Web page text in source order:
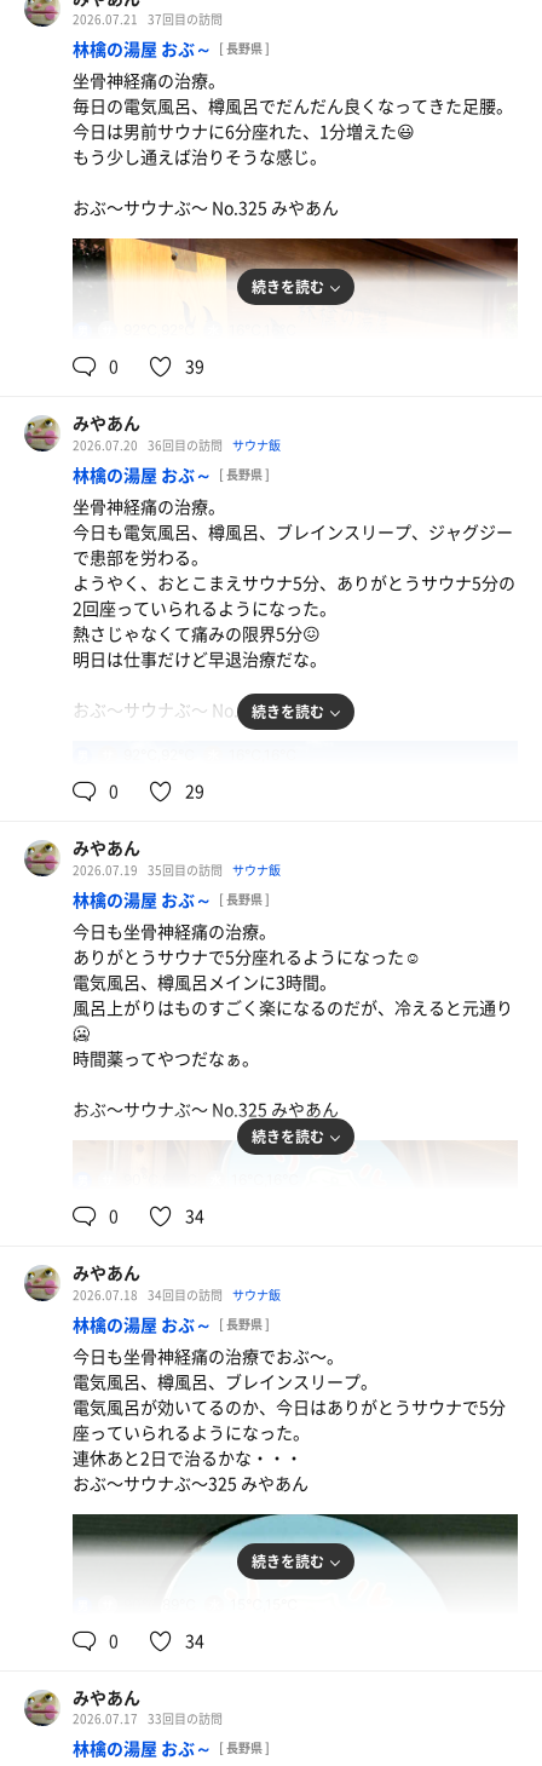
ジェラート
限定のブルーベリーシャーベット
ひとり水
ブルーベリー🫐
農家直送で大量、おいしい😋
ひとり水
2026.07.21 37回目の訪問
林檎の湯屋 おぶ～ [ 長野県 ]
坐骨神経痛の治療。
毎日の電気風呂、樽風呂でだんだん良くなってきた足腰。
今日は男前サウナに6分座れた、1分増えた😃
もう少し通えば治りそうな感じ。
おぶ〜サウナぶ〜 No.325 みやあん
ひとり水
続きを読む
0 39
みやあん
2026.07.20 36回目の訪問 サウナ飯
林檎の湯屋 おぶ～ [ 長野県 ]
坐骨神経痛の治療。
今日も電気風呂、樽風呂、ブレインスリープ、ジャグジー
で患部を労わる。
ようやく、おとこまえサウナ5分、ありがとうサウナ5分の
2回座っていられるようになった。
熱さじゃなくて痛みの限界5分😖
明日は仕事だけど早退治療だな。
おぶ〜サウナぶ〜 No.325 みやあん
ふるさと納税返礼品のマンゴー🥭
おいしい😋
ひとり水
続きを読む
0 29
みやあん
2026.07.19 35回目の訪問 サウナ飯
林檎の湯屋 おぶ～ [ 長野県 ]
今日も坐骨神経痛の治療。
ありがとうサウナで5分座れるようになった☺️
電気風呂、樽風呂メインに3時間。
風呂上がりはものすごく楽になるのだが、冷えると元通り
🥶
時間薬ってやつだなぁ。
おぶ〜サウナぶ〜 No.325 みやあん
続きを読む
0 34
みやあん
2026.07.18 34回目の訪問 サウナ飯
林檎の湯屋 おぶ～ [ 長野県 ]
今日も坐骨神経痛の治療でおぶ〜。
電気風呂、樽風呂、ブレインスリープ。
電気風呂が効いてるのか、今日はありがとうサウナで5分
座っていられるようになった。
連休あと2日で治るかな・・・
おぶ〜サウナぶ〜325 みやあん
続きを読む
0 34
みやあん
2026.07.17 33回目の訪問
林檎の湯屋 おぶ～ [ 長野県 ]